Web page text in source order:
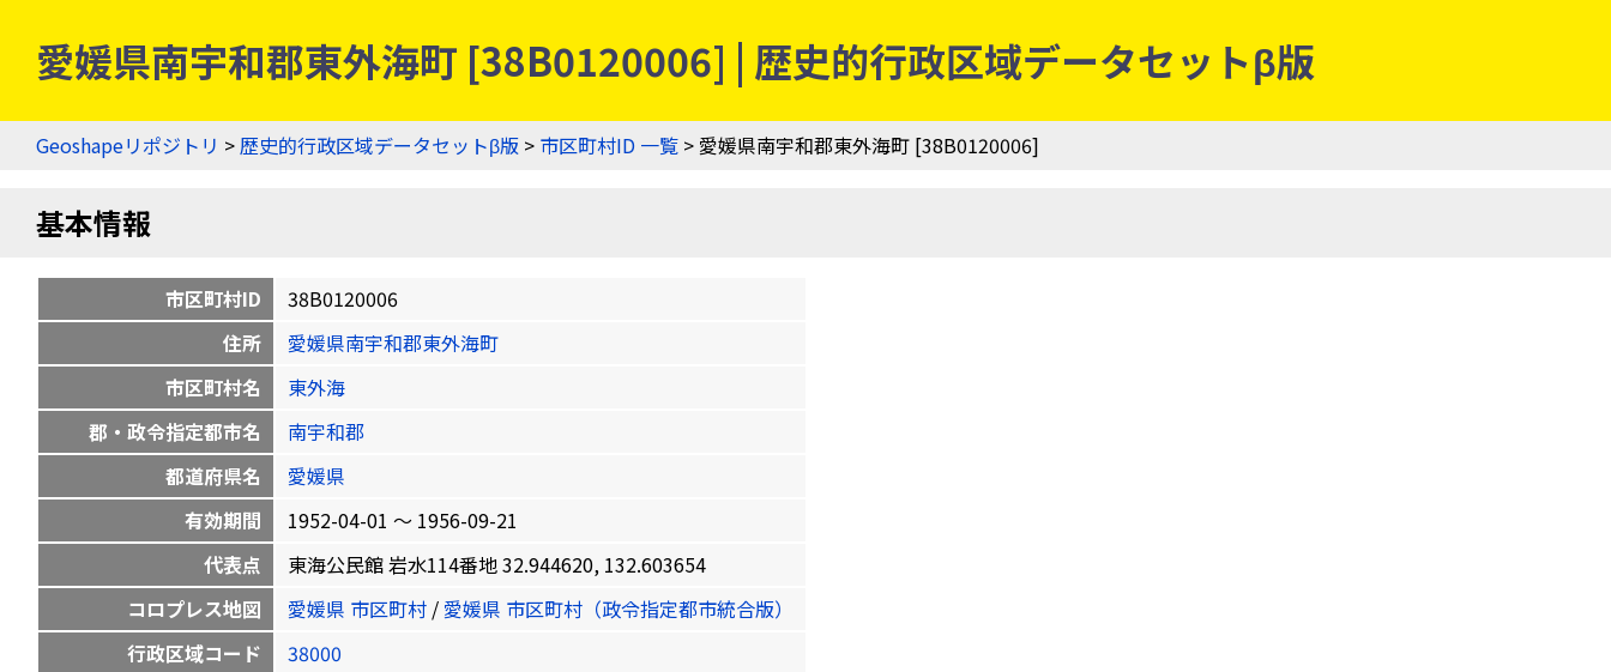
愛媛県南宇和郡東外海町 [38B0120006] | 歴史的行政区域データセットβ版
Geoshapeリポジトリ >歴史的行政区域データセットβ版 > 市区町村ID 一覧 > 愛媛県南宇和郡東外海町 [38B0120006]
基本情報
市区町村ID
38B0120006
住所
愛媛県南宇和郡東外海町
市区町村名
東外海
郡・政令指定都市名
南宇和郡
都道府県名
愛媛県
有効期間
1952-04-01 〜 1956-09-21
代表点
東海公民館 岩水114番地 32.944620, 132.603654
コロプレス地図
愛媛県 市区町村 / 愛媛県 市区町村（政令指定都市統合版）
行政区域コード
38000